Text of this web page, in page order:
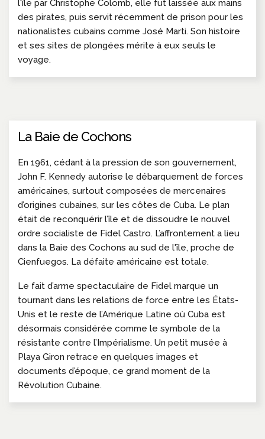
l'île par Christophe Colomb, elle fut laissée aux mains
des pirates, puis servit récemment de prison pour les
nationalistes cubains comme José Marti. Son histoire
et ses sites de plongées mérite à eux seuls le
voyage.
La Baie de Cochons
En 1961, cédant à la pression de son gouvernement,
John F. Kennedy autorise le débarquement de forces
américaines, surtout composées de mercenaires
d’origines cubaines, sur les côtes de Cuba. Le plan
était de reconquérir l’île et de dissoudre le nouvel
ordre socialiste de Fidel Castro. L’affrontement a lieu
dans la Baie des Cochons au sud de l'île, proche de
Cienfuegos. La défaite américaine est totale.
Le fait d’arme spectaculaire de Fidel marque un
tournant dans les relations de force entre les États-
Unis et le reste de l’Amérique Latine où Cuba est
désormais considérée comme le symbole de la
résistante contre l’Impérialisme. Un petit musée à
Playa Giron retrace en quelques images et
documents d’époque, ce grand moment de la
Révolution Cubaine.